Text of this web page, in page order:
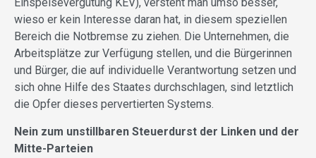
wieso er kein Interesse daran hat, in diesem speziellen
Bereich die Notbremse zu ziehen. Die Unternehmen, die
Arbeitsplätze zur Verfügung stellen, und die Bürgerinnen
und Bürger, die auf individuelle Verantwortung setzen und
sich ohne Hilfe des Staates durchschlagen, sind letztlich
die Opfer dieses pervertierten Systems.
Nein zum unstillbaren Steuerdurst der Linken und der
Mitte-Parteien